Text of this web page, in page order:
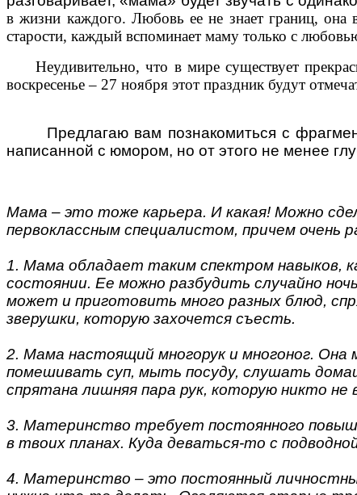
в жизни каждого. Любовь ее не знает границ,
старости, каждый вспоминает маму только с
Неудивительно, что в мире существует
воскресенье – 27 ноября этот праздник будут
Предлагаю вам познакомиться с
написанной с юмором, но от этого не менее
Мама – это тоже карьера. И какая! Можно
первоклассным специалистом, причем очень
1. Мама обладает таким спектром навыков,
состоянии. Ее можно разбудить случайно
может и приготовить много разных блюд,
зверушки, которую захочется съесть.
2. Мама настоящий многорук и многоног. Она
помешивать суп, мыть посуду, слушать
спрятана лишняя пара рук, которую никто не
3. Материнство требует постоянного
в твоих планах. Куда деваться-то с
4. Материнство – это постоянный